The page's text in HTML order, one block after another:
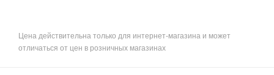
Цена действительна только для интернет-магазина и может
отличаться от цен в розничных магазинах